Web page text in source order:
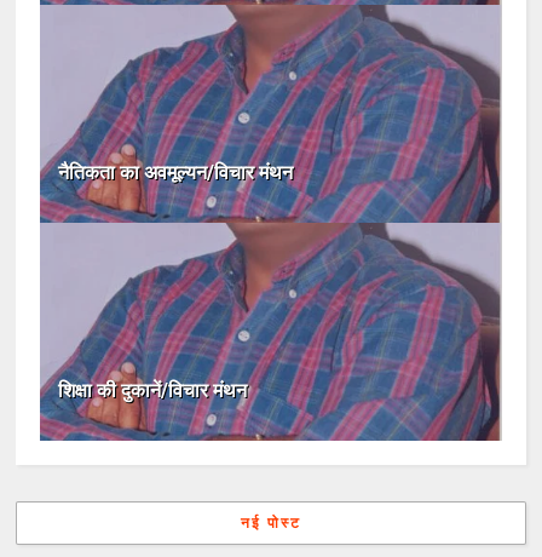
नैतिकता का अवमूल्यन/विचार मंथन
शिक्षा की दुकानें/विचार मंथन
नई पोस्ट